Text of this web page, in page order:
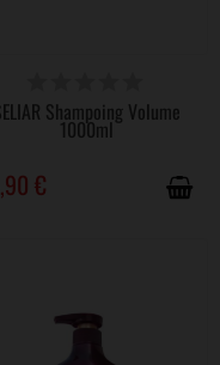
Shampoing Volume
1000ml
€